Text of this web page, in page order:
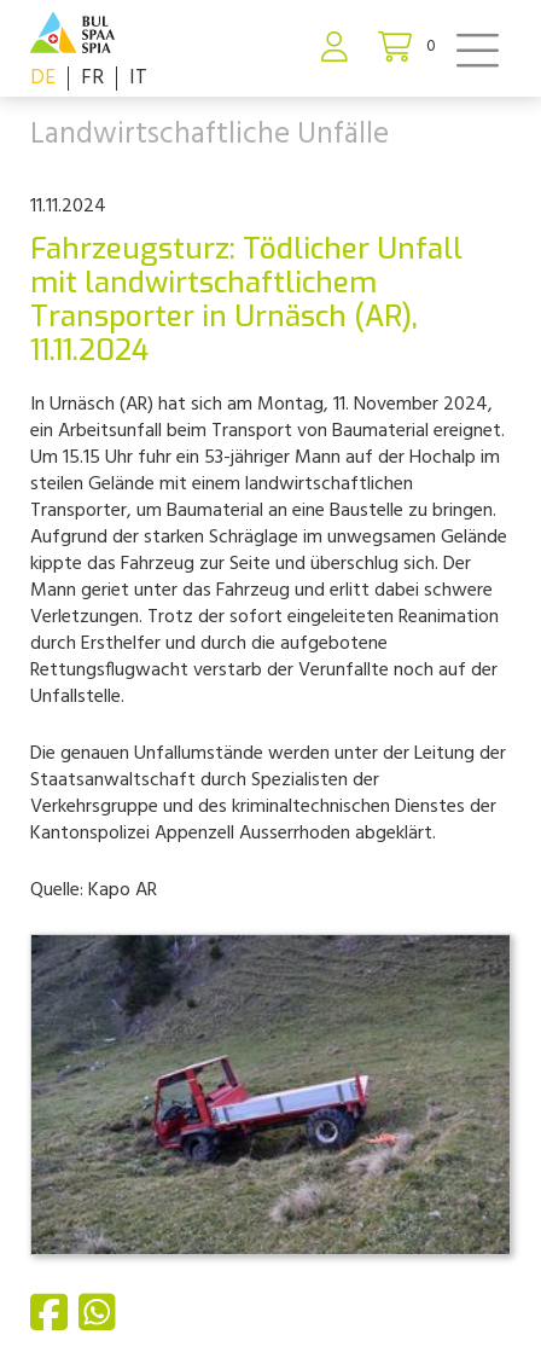
0
DE FR IT
Landwirtschaftliche Unfälle
11.11.2024
Fahrzeugsturz: Tödlicher Unfall
mit landwirtschaftlichem
Transporter in Urnäsch (AR),
11.11.2024
In Urnäsch (AR) hat sich am Montag, 11. November 2024,
ein Arbeitsunfall beim Transport von Baumaterial ereignet.
Um 15.15 Uhr fuhr ein 53-jähriger Mann auf der Hochalp im
steilen Gelände mit einem landwirtschaftlichen
Transporter, um Baumaterial an eine Baustelle zu bringen.
Aufgrund der starken Schräglage im unwegsamen Gelände
kippte das Fahrzeug zur Seite und überschlug sich. Der
Mann geriet unter das Fahrzeug und erlitt dabei schwere
Verletzungen. Trotz der sofort eingeleiteten Reanimation
durch Ersthelfer und durch die aufgebotene
Rettungsflugwacht verstarb der Verunfallte noch auf der
Unfallstelle.
Die genauen Unfallumstände werden unter der Leitung der
Staatsanwaltschaft durch Spezialisten der
Verkehrsgruppe und des kriminaltechnischen Dienstes der
Kantonspolizei Appenzell Ausserrhoden abgeklärt.
Quelle: Kapo AR